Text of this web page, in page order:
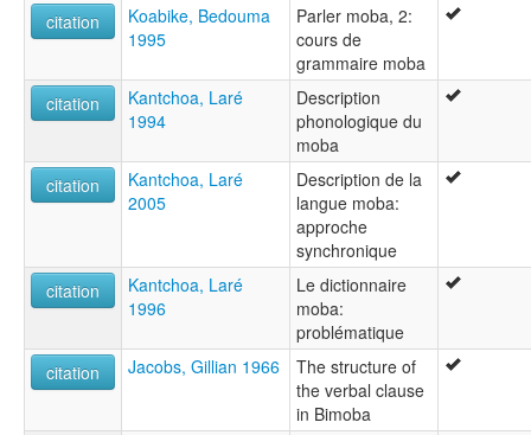
citation
Koabike, Bedouma
1995
Parler moba, 2:
cours de
grammaire moba
citation
Kantchoa, Laré
1994
Description
phonologique du
moba
citation
Kantchoa, Laré
2005
Description de la
langue moba:
approche
synchronique
citation
Kantchoa, Laré
1996
Le dictionnaire
moba:
problématique
citation
Jacobs, Gillian 1966
The structure of
the verbal clause
in Bimoba